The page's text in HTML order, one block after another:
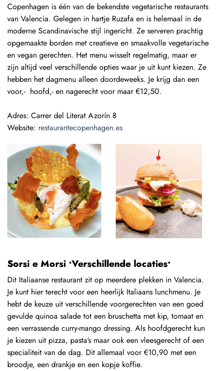
Copenhagen is één van de bekendste vegetarische restaurants
van Valencia. Gelegen in hartje Ruzafa en is helemaal in de
moderne Scandinavische stijl ingericht. Ze serveren prachtig
opgemaakte borden met creatieve en smaakvolle vegetarische
en vegan gerechten. Het menu wisselt regelmatig, maar er
zijn altijd veel verschillende opties waar je uit kunt kiezen. Ze
hebben het dagmenu alleen doordeweeks. Je krijg dan een
voor,- hoofd,- en nagerecht voor maar €12,50.
Adres: Carrer del Literat Azorín 8
Website: restaurantecopenhagen.es
Sorsi e Morsi •Verschillende locaties•
Dit Italiaanse restaurant zit op meerdere plekken in Valencia.
Je kunt hier terecht voor een heerlijk Italiaans lunchmenu. Je
hebt de keuze uit verschillende voorgerechten van een goed
gevulde quinoa salade tot een bruschetta met kip, tomaat en
een verrassende curry-mango dressing. Als hoofdgerecht kun
je kiezen uit pizza, pasta’s maar ook een vleesgerecht of een
specialiteit van de dag. Dit allemaal voor €10,90 met een
broodje, een drankje en een kopje koffie.